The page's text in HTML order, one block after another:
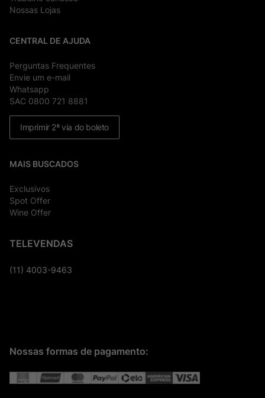
Nossas Lojas
CENTRAL DE AJUDA
Perguntas Frequentes
Envie um e-mail
Whatsapp
SAC 0800 721 8881
Imprimir 2ª via do boleto
MAIS BUSCADOS
Exclusivos
Spot Offer
Wine Offer
TELEVENDAS
(11) 4003-9463
Nossas formas de pagamento: